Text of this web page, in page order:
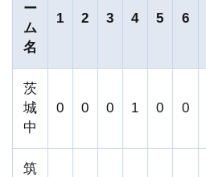
ー
ム
名
1 2 3 4 5 6
茨
城
中
0 0 0 1 0 0
筑